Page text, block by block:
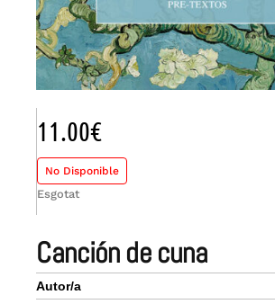
canción de cuna
Autor/a
11.00€
No Disponible
Esgotat